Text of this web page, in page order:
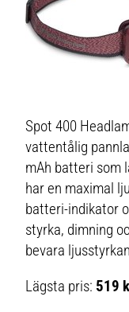
Spot 400
vattentålig
mAh batteri som
har en maximal
batteri-indikator
styrka, dimning
bevara
Lägsta pris: 519